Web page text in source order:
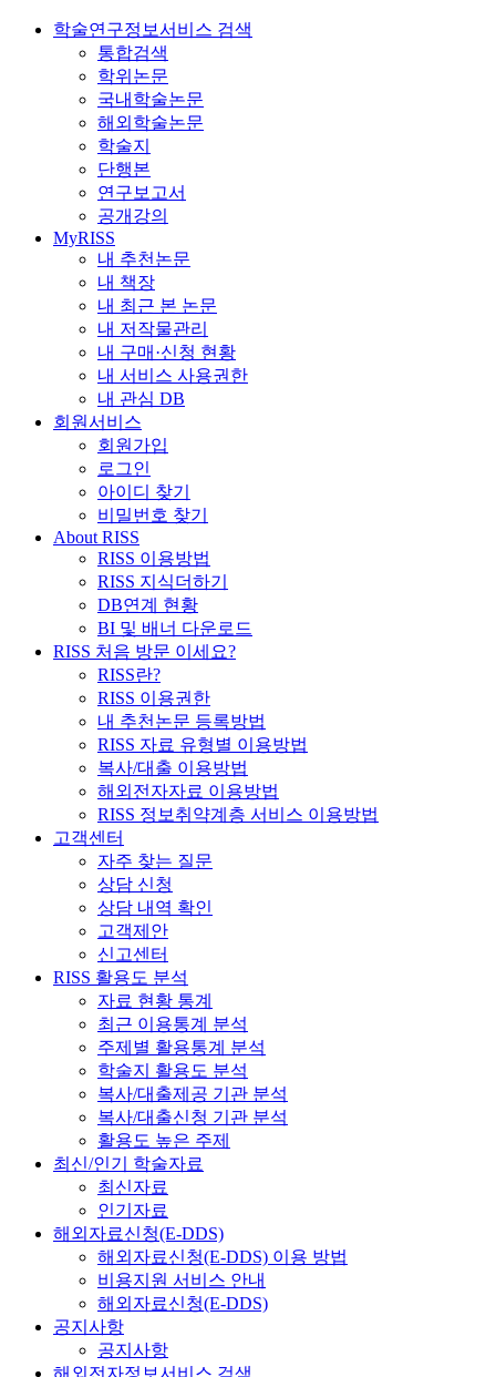
학술연구정보서비스 검색
통합검색
학위논문
국내학술논문
해외학술논문
학술지
단행본
연구보고서
공개강의
MyRISS
내 추천논문
내 책장
내 최근 본 논문
내 저작물관리
내 구매·신청 현황
내 서비스 사용권한
내 관심 DB
회원서비스
회원가입
로그인
아이디 찾기
비밀번호 찾기
About RISS
RISS 이용방법
RISS 지식더하기
DB연계 현황
BI 및 배너 다운로드
RISS 처음 방문 이세요?
RISS란?
RISS 이용권한
내 추천논문 등록방법
RISS 자료 유형별 이용방법
복사/대출 이용방법
해외전자자료 이용방법
RISS 정보취약계층 서비스 이용방법
고객센터
자주 찾는 질문
상담 신청
상담 내역 확인
고객제안
신고센터
RISS 활용도 분석
자료 현황 통계
최근 이용통계 분석
주제별 활용통계 분석
학술지 활용도 분석
복사/대출제공 기관 분석
복사/대출신청 기관 분석
활용도 높은 주제
최신/인기 학술자료
최신자료
인기자료
해외자료신청(E-DDS)
해외자료신청(E-DDS) 이용 방법
비용지원 서비스 안내
해외자료신청(E-DDS)
공지사항
공지사항